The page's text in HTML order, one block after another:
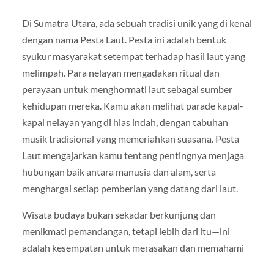
Di Sumatra Utara, ada sebuah tradisi unik yang di kenal
dengan nama Pesta Laut. Pesta ini adalah bentuk
syukur masyarakat setempat terhadap hasil laut yang
melimpah. Para nelayan mengadakan ritual dan
perayaan untuk menghormati laut sebagai sumber
kehidupan mereka. Kamu akan melihat parade kapal-
kapal nelayan yang di hias indah, dengan tabuhan
musik tradisional yang memeriahkan suasana. Pesta
Laut mengajarkan kamu tentang pentingnya menjaga
hubungan baik antara manusia dan alam, serta
menghargai setiap pemberian yang datang dari laut.
Wisata budaya bukan sekadar berkunjung dan
menikmati pemandangan, tetapi lebih dari itu—ini
adalah kesempatan untuk merasakan dan memahami